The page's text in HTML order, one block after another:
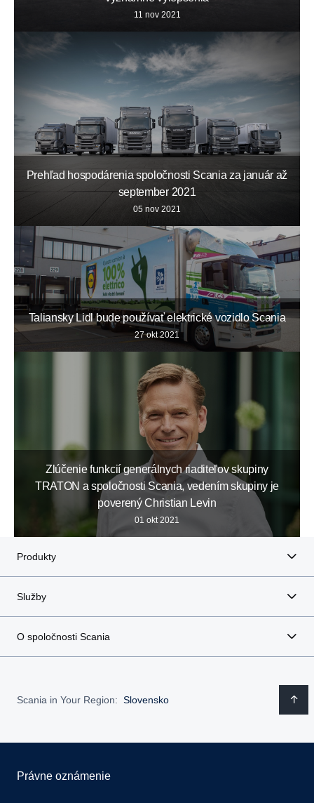
11 nov 2021
Prehľad hospodárenia spoločnosti Scania za január až
september 2021
05 nov 2021
Taliansky Lidl bude používať elektrické vozidlo Scania
27 okt 2021
Zlúčenie funkcií generálnych riaditeľov skupiny
TRATON a spoločnosti Scania, vedením skupiny je
poverený Christian Levin
01 okt 2021
Produkty
Služby
O spoločnosti Scania
Scania in Your Region: Slovensko
Právne oznámenie